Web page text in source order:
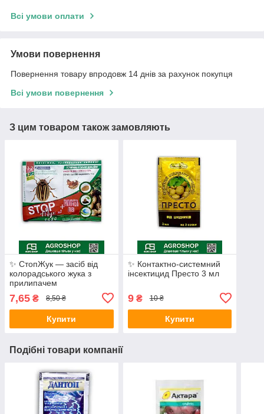
Всі умови оплати
Умови повернення
Повернення товару впродовж 14 днів за рахунок покупця
Всі умови повернення
З цим товаром також замовляють
✨ СтопЖук — засіб від
колорадського жука з
прилипачем
7,65 ₴ 8,50 ₴
Купити
✨ Контактно-системний
інсектицид Престо 3 мл
9₴ 10 ₴
Купити
Подібні товари компанії